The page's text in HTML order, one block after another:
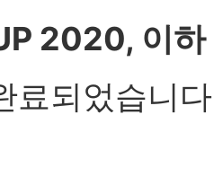
2020, 이하
료되었습니